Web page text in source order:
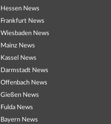
Hessen News
Frankfurt News
Wiesbaden News
Mainz News
Kassel News
Darmstadt News
Offenbach News
Gießen News
Fulda News
Bayern News